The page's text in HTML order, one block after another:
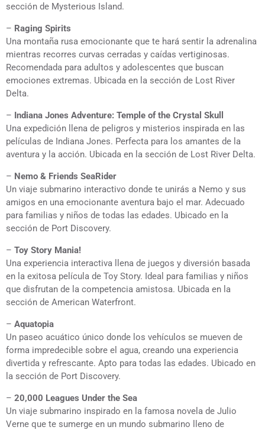
sección de Mysterious Island.
– Raging Spirits
Una montaña rusa emocionante que te hará sentir la adrenalina
mientras recorres curvas cerradas y caídas vertiginosas.
Recomendada para adultos y adolescentes que buscan
emociones extremas. Ubicada en la sección de Lost River
Delta.
– Indiana Jones Adventure: Temple of the Crystal Skull
Una expedición llena de peligros y misterios inspirada en las
películas de Indiana Jones. Perfecta para los amantes de la
aventura y la acción. Ubicada en la sección de Lost River Delta.
– Nemo & Friends SeaRider
Un viaje submarino interactivo donde te unirás a Nemo y sus
amigos en una emocionante aventura bajo el mar. Adecuado
para familias y niños de todas las edades. Ubicado en la
sección de Port Discovery.
– Toy Story Mania!
Una experiencia interactiva llena de juegos y diversión basada
en la exitosa película de Toy Story. Ideal para familias y niños
que disfrutan de la competencia amistosa. Ubicada en la
sección de American Waterfront.
– Aquatopia
Un paseo acuático único donde los vehículos se mueven de
forma impredecible sobre el agua, creando una experiencia
divertida y refrescante. Apto para todas las edades. Ubicado en
la sección de Port Discovery.
– 20,000 Leagues Under the Sea
Un viaje submarino inspirado en la famosa novela de Julio
Verne que te sumerge en un mundo submarino lleno de